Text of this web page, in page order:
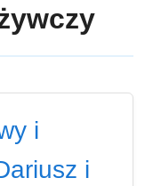
i
i